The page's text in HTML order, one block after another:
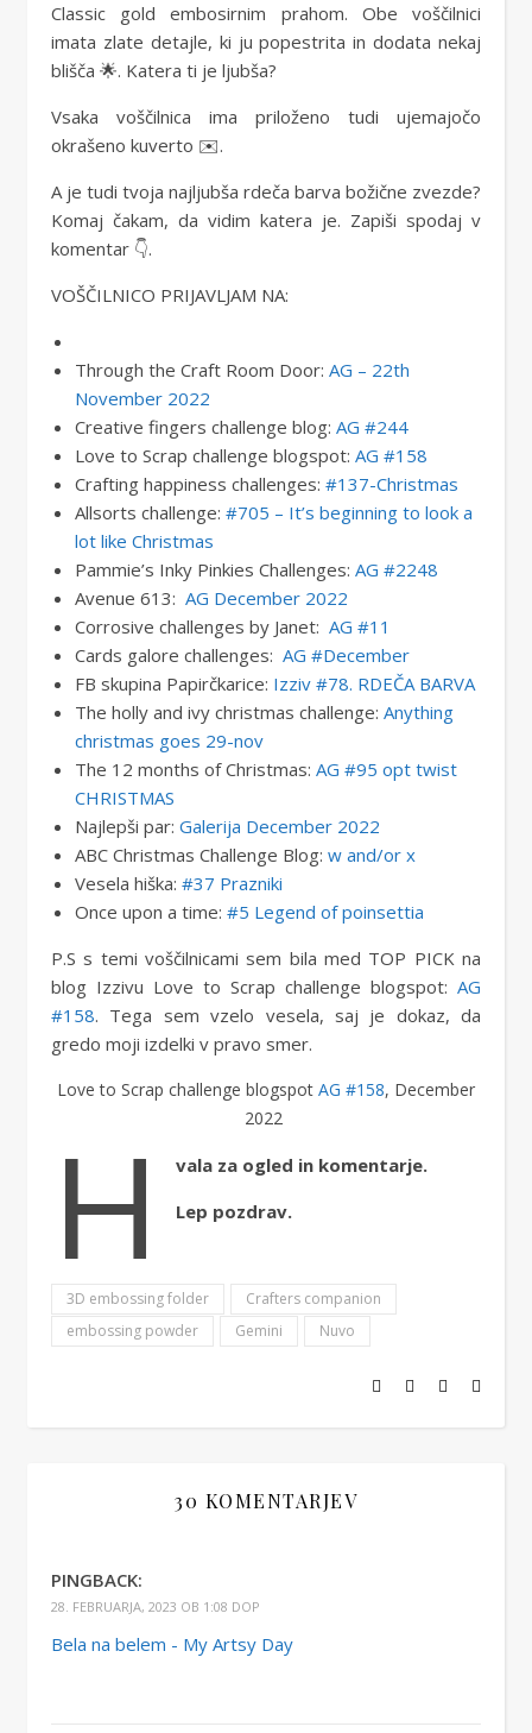
Classic gold embosirnim prahom. Obe voščilnici
imata zlate detajle, ki ju popestrita in dodata nekaj
blišča 🌟. Katera ti je ljubša?
Vsaka voščilnica ima priloženo tudi ujemajočo
okrašeno kuverto ✉️.
A je tudi tvoja najljubša rdeča barva božične zvezde?
Komaj čakam, da vidim katera je. Zapiši spodaj v
komentar 👇.
VOŠČILNICO PRIJAVLJAM NA:
Through the Craft Room Door: AG – 22th
November 2022
Creative fingers challenge blog: AG #244
Love to Scrap challenge blogspot: AG #158
Crafting happiness challenges: #137-Christmas
Allsorts challenge: #705 – It’s beginning to look a
lot like Christmas
Pammie’s Inky Pinkies Challenges: AG #2248
Avenue 613: ​​ AG December 2022
Corrosive challenges by Janet: AG #11
Cards galore challenges: AG #December
FB skupina Papirčkarice: Izziv #78. RDEČA BARVA
The holly and ivy christmas challenge: Anything
christmas goes 29-nov
The 12 months of Christmas: AG #95 opt twist
CHRISTMAS
Najlepši par: Galerija December 2022
ABC Christmas Challenge Blog: w and/or x
Vesela hiška: #37 Prazniki
Once upon a time: #5 Legend of poinsettia
P.S s temi voščilnicami sem bila med TOP PICK na
blog Izzivu Love to Scrap challenge blogspot: AG
#158. Tega sem vzelo vesela, saj je dokaz, da
gredo moji izdelki v pravo smer.
Love to Scrap challenge blogspot AG #158, December
2022
H
vala za ogled in komentarje.
Lep pozdrav.
3D embossing folder
Crafters companion
embossing powder
Gemini Nuvo
30 KOMENTARJEV
PINGBACK:
28. FEBRUARJA, 2023 OB 1:08 DOP
Bela na belem - My Artsy Day